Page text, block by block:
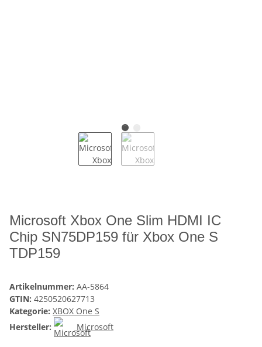
Microsoft Xbox One Slim HDMI IC
Chip SN75DP159 für Xbox One S
TDP159
Artikelnummer: AA-5864
GTIN: 4250520627713
Kategorie: XBOX One S
Hersteller:
Microsoft